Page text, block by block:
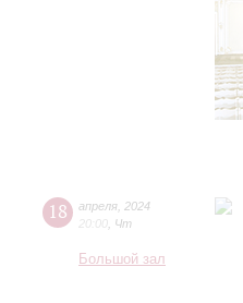
18 апреля 2024
20:00 Чт
Большой зал